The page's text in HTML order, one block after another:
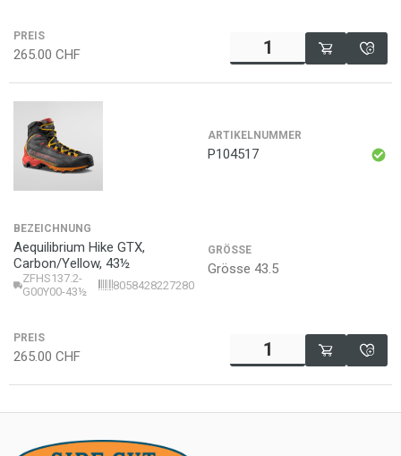
PREIS
265.00 CHF
ARTIKELNUMMER
P104517
BEZEICHNUNG
Aequilibrium Hike GTX,
Carbon/Yellow, 43½
ZFHS137.2-
G00Y00-43½
8058428227280
GRÖSSE
Grösse 43.5
PREIS
265.00 CHF